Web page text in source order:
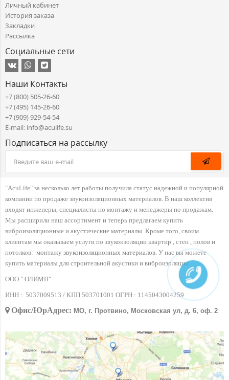
Личный кабинет
История заказа
Закладки
Рассылка
Социальные сети
Наши Контакты
+7 (800) 505-26-60
+7 (495) 145-26-60
+7 (909) 929-54-54
E-mail: info@aculife.su
Подписаться на рассылку
"AcuLife" за несколько лет работы получила статус надежной и популярной
компании по продаже звукоизоляционных материалов. В наш коллектив
входят инженеры, специалисты по монтажу и менеджеры по продажам.
Мы расширили наш ассортимент и теперь предлагаем купить
виброизоляционные и акустические материалы. Кроме того, своим
клиентам мы оказываем услуги по звукоизоляции квартир , стен , полов и
потолков: монтажу звукоизоляционных материалов. У нас вы можете
купить материалы для строительной акустики и виброизоляции.
ООО " ОЛИМП"
ИНН : 5037009513 / КПП 503701001 ОГРН : 1145043004259
Офис/ЮрАдрес: МО, г. Протвино, Московская ул, д. 6, оф. 2